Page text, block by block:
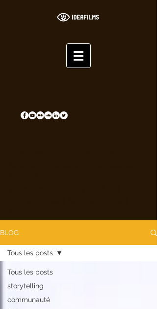
BLOG
Tous les posts
storytelling
communauté
Tous les posts